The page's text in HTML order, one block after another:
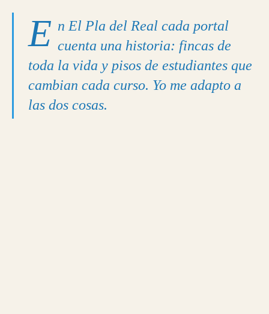
E n El Pla del Real cada portal
cuenta una historia: fincas de
toda la vida y pisos de estudiantes que
cambian cada curso. Yo me adapto a
las dos cosas.